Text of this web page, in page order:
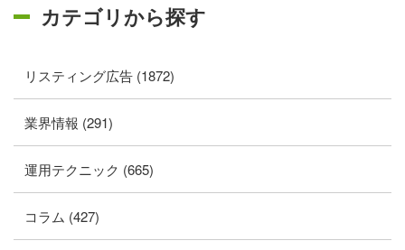
カテゴリから探す
リスティング広告 (1872)
業界情報 (291)
運用テクニック (665)
コラム (427)